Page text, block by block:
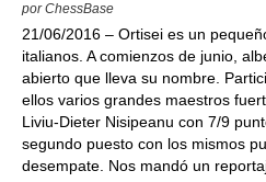
por ChessBase
21/06/2016 – Ortisei es un
italianos. A comienzos de junio,
abierto que lleva su nombre.
ellos varios grandes maestros
Liviu-Dieter Nisipeanu con 7/9
segundo puesto con los mismos
desempate. Nos mandó un